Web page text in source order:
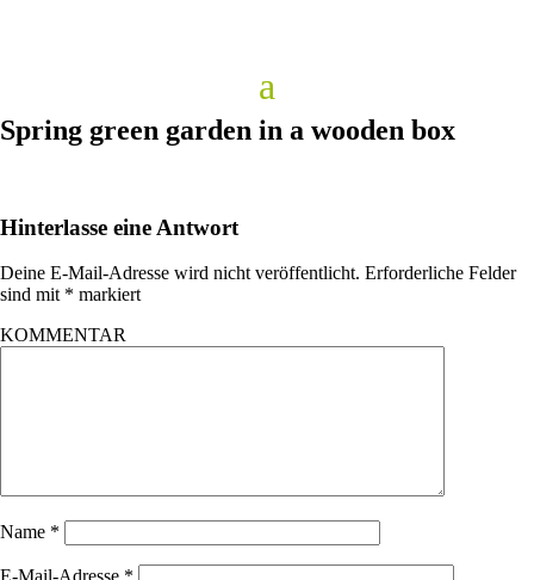
Spring green garden in a wooden box
Hinterlasse eine Antwort
Deine E-Mail-Adresse wird nicht veröffentlicht. Erforderliche Felder
sind mit * markiert
KOMMENTAR
Name *